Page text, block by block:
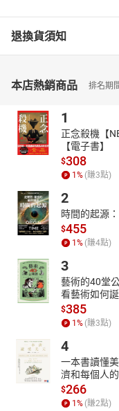
這個團體緊緊抓住次
究，創造出三次元世界
作者李世暉教授，是國
位學程的所長，這本由
以非常流暢及十分平易
偶像文化、偶像歷史的
本社會，為什麼流行文
新的偶像流行趨勢。
退換貨須知
本店熱銷商品 排名期
1
正念殺機【
【電子書】
$308
1 % (賺3點)
2
時間的起源
$455
1 % (賺4點)
3
藝術的40堂
看藝術如何
$385
1 % (賺3點)
4
一本書讀懂
濟和每個人
$266
1 % (賺2點)